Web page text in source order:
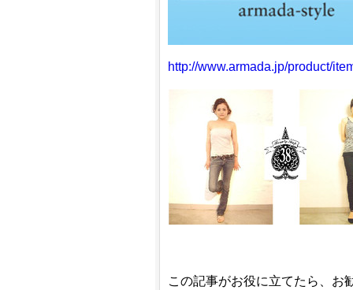
http://www.armada.jp/product/
この記事がお役に立てたら、お